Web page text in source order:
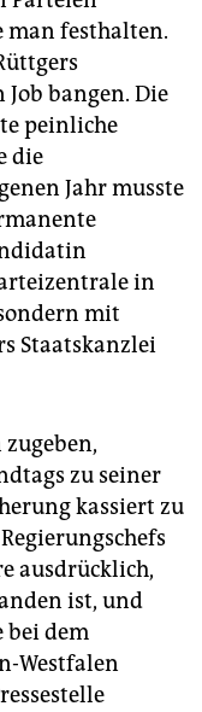
man festhalten.
bangen. Die
peinliche
die
Jahr musste
in
mit
Staatskanzlei
zu seiner
kassiert zu
ausdrücklich,
ist, und
bei dem
Westfalen